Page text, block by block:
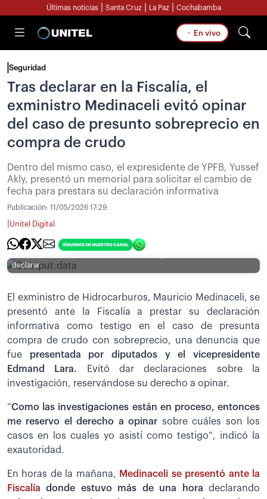
Últimas noticias Santa Cruz La Paz Cochabamba
En vivo
Seguridad
Tras declarar en la Fiscalía, el
exministro Medinaceli evitó opinar
del caso de presunto sobreprecio en
compra de crudo
Dentro del mismo caso, el expresidente de YPFB, Yussef
Akly, presentó un memorial para solicitar el cambio de
fecha para prestara su declaración informativa
Publicación: 11/05/2026 17:29
Unitel Digital
declarar
El exministro de Hidrocarburos, Mauricio Medinaceli, se
presentó ante la Fiscalía a prestar su declaración
informativa como testigo en el caso de presunta
compra de crudo con sobreprecio, una denuncia que
fue presentada por diputados y el vicepresidente
Edmand Lara. Evitó dar declaraciones sobre la
investigación, reservándose su derecho a opinar.
“Como las investigaciones están en proceso, entonces
me reservo el derecho a opinar sobre cuáles son los
casos en los cuales yo asistí como testigo”, indicó la
exautoridad.
En horas de la mañana, Medinaceli se presentó ante la
Fiscalíadonde estuvo más de una hora declarando